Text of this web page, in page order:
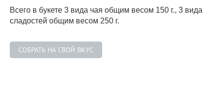
Всего в букете 3 вида чая общим весом 150 г., 3 вида
сладостей общим весом 250 г.
CОБРАТЬ НА СВОЙ ВКУС